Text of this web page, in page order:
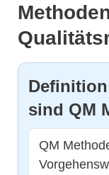
sind QM
QM